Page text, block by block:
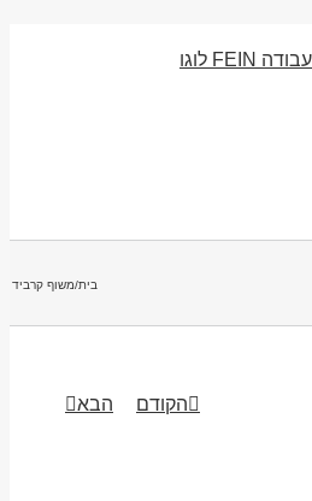
בית/משוף קרביד
הקודם הבא